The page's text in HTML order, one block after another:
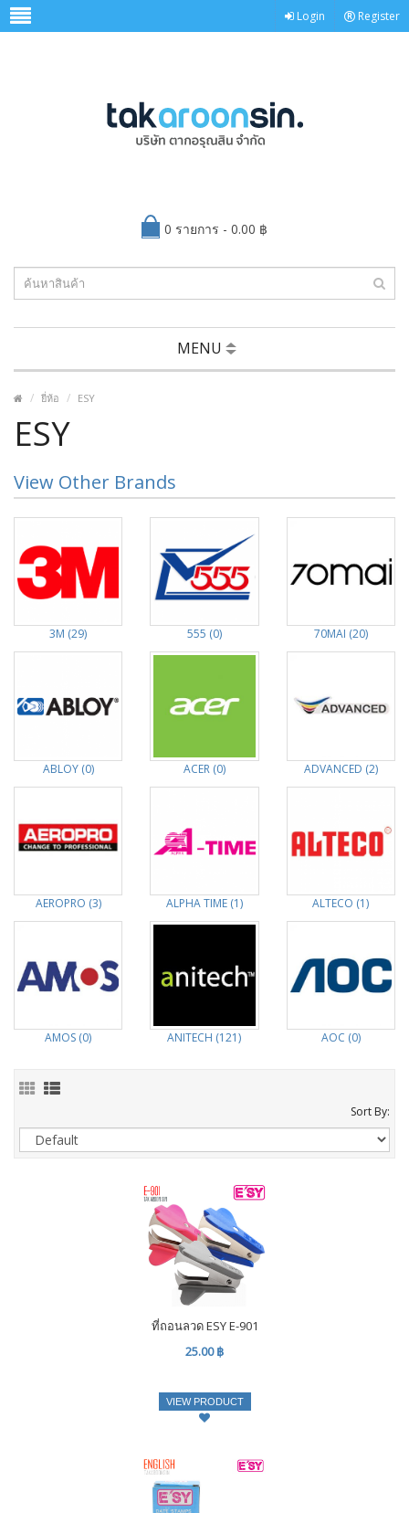
Login Register
0 รายการ - 0.00 ฿
MENU
ยี่ห้อ ESY
ESY
View Other Brands
3M (29) 555 (0) 70MAI (20)
ABLOY (0) ACER (0) ADVANCED (2)
AEROPRO (3) ALPHA TIME (1) ALTECO (1)
AMOS (0) ANITECH (121) AOC (0)
Sort By:
ที่ถอนลวด ESY E-901
25.00 ฿
VIEW PRODUCT